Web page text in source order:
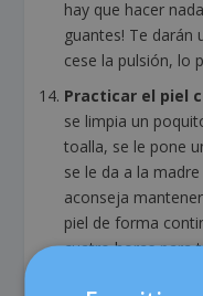
hay que hacer
guantes! Te darán
cese la pulsión, lo
Practicar el piel
se limpia un
toalla, se le pone
se le da a la
aconseja
piel de forma
cuatro horas para
periodo puede